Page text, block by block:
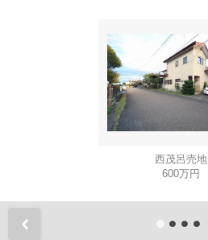
西茂呂売地
600万円